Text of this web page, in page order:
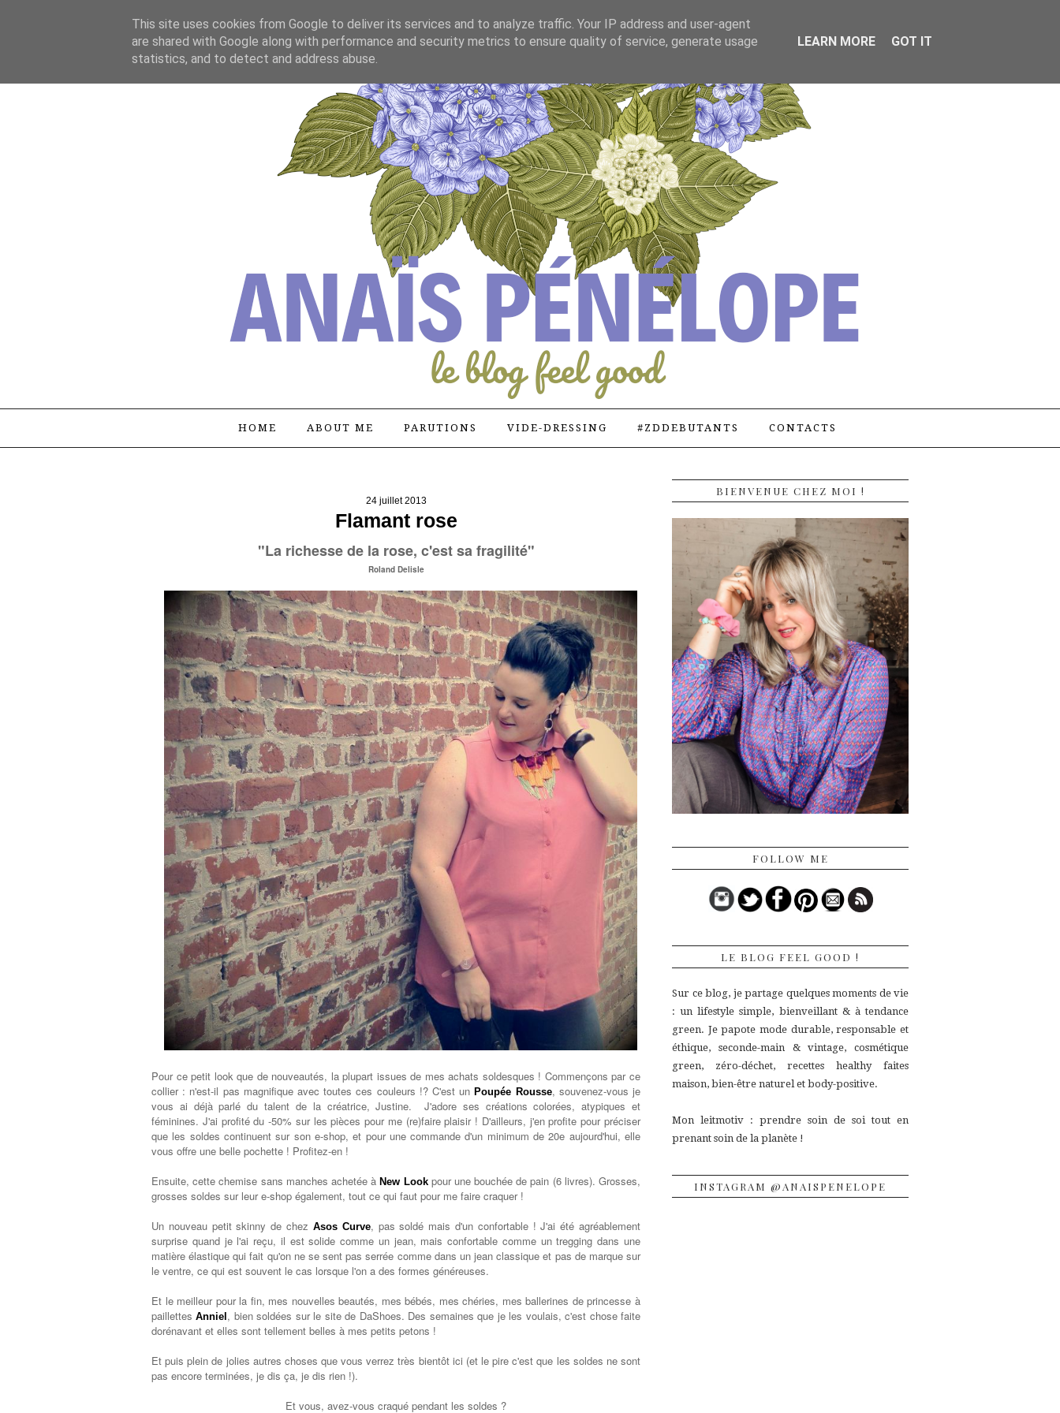
HOME ABOUT ME PARUTIONS VIDE-DRESSING #ZDDEBUTANTS CONTACTS
24 juillet 2013
Flamant rose
"La richesse de la rose, c'est sa fragilité"
Roland Delisle
Pour ce petit look que de nouveautés, la plupart issues de mes achats soldesques ! Commençons par ce
collier : n'est-il pas magnifique avec toutes ces couleurs !? C'est unPoupée Rousse, souvenez-vous je
vous ai déjà parlé du talent de la créatrice, Justine. J'adore ses créations colorées, atypiques et
féminines. J'ai profité du -50% sur les pièces pour me (re)faire plaisir ! D'ailleurs, j'en profite pour préciser
que les soldes continuent sur son e-shop, et pour une commande d'un minimum de 20e aujourd'hui, elle
vous offre une belle pochette ! Profitez-en !
Ensuite, cette chemise sans manches achetée àNew Lookpour une bouchée de pain (6 livres). Grosses,
grosses soldes sur leur e-shop également, tout ce qui faut pour me faire craquer !
Un nouveau petit skinny de chez Asos Curve, pas soldé mais d'un confortable ! J'ai été agréablement
surprise quand je l'ai reçu, il est solide comme un jean, mais confortable comme un tregging dans une
matière élastique qui fait qu'on ne se sent pas serrée comme dans un jean classique et pas de marque sur
le ventre, ce qui est souvent le cas lorsque l'on a des formes généreuses.
Et le meilleur pour la fin, mes nouvelles beautés, mes bébés, mes chéries, mes ballerines de princesse à
paillettesAnniel , bien soldées sur le site de DaShoes. Des semaines que je les voulais, c'est chose faite
dorénavant et elles sont tellement belles à mes petits petons !
Et puis plein de jolies autres choses que vous verrez très bientôt ici (et le pire c'est que les soldes ne sont
pas encore terminées, je dis ça, je dis rien !).
Et vous, avez-vous craqué pendant les soldes ?
BIENVENUE CHEZ MOI !
FOLLOW ME
LE BLOG FEEL GOOD !
Sur ce blog, je partage quelques moments de vie
:unlifestyle simple, bienveillant & à tendance
green. Je papote mode durable, responsable et
éthique, seconde-main & vintage, cosmétique
green, zéro-déchet, recettes healthy faites
maison, bien-être naturel et body-positive.
Mon leitmotiv : prendre soin de soi tout en
prenant soin de la planète !
INSTAGRAM @ANAISPENELOPE
This site uses cookies from Google to deliver its services and to analyze traffic. Your IP address and user-agent
are shared with Google along with performance and security metrics to ensure quality of service, generate usage
statistics, and to detect and address abuse.
LEARN MORE GOT IT